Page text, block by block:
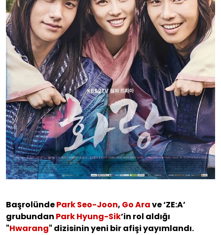
BaşrolündePark Seo-Joon, Go Arave ‘ZE:A’
grubundan Park Hyung-Sik’in rol aldığı
"Hwarang" dizisinin yeni bir afişi yayımlandı.